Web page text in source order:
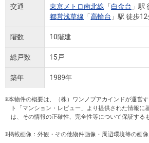
買いたいTOP
中古
マン
ショ
ンを
探す
築
中
一
建
売りたいTOP
無
料
査
定
却
相
談
店舗案内TOP
店舗のご
案内（首
都圏）
案内（名
古屋）
会社情報TOP
ごあいさ
つ
要
経営ビジ
ョン
組織図
採用情報TOP
新卒採用
情報
採用情報
採用情報
法人のお客さま
提携企業にお勤めの方
交通 東京メトロ南北線 「白金台 」駅
都営浅草線 「高輪台 」駅 徒歩
階数 10階建
総戸数 15戸
築年 1989年
※本物件の概要は、（株）ワンノブアカインドが運営
ト「マンション・レビュー」より提供された情報に
は、その情報の正確性、完全性等について保証する
※掲載画像：外観・その他物件画像・周辺環境等の画像